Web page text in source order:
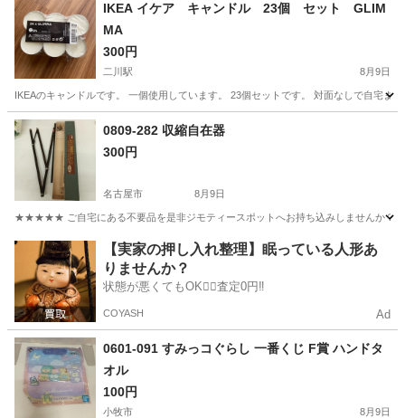
IKEA イケア キャンドル 23個 セット GLIM
MA
300円
二川駅 8月9日
IKEAのキャンドルです。 一個使用しています。 23個セットです。 対面なしで自宅ま
愛知 豊橋市 芳香剤、消臭剤
0809-282 収縮自在器
300円
名古屋市 8月9日
★★★★★ ご自宅にある不要品を是非ジモティースポットへお持ち込みしませんか？
愛知 名古屋市 その他 現地
【実家の押し入れ整理】眠っている人形あ
りませんか？
状態が悪くてもOK🙆‍♀️査定0円‼️
COYASH Ad
0601-091 すみっコぐらし 一番くじ F賞 ハンドタ
オル
100円
小牧市 8月9日